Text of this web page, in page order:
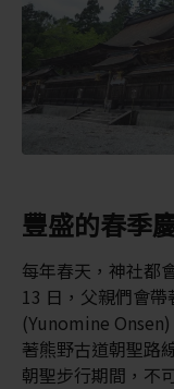
豐盛的春季
每年春天，神社都
13 日，父親們會
(Yunomine
著熊野古道朝聖路
朝聖步行期間，不